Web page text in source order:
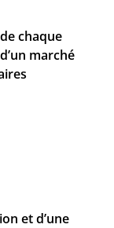
chaque
marché
et d’une